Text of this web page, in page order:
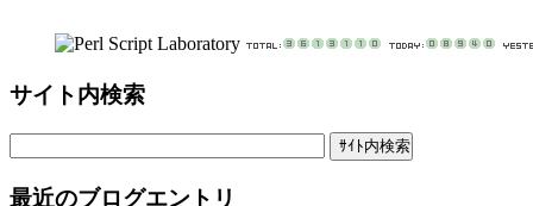
サイト内検索
最近のブログエントリ